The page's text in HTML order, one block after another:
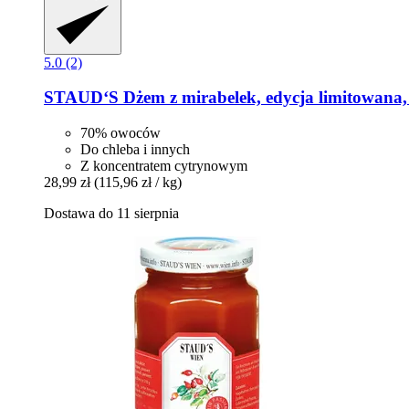
5.0 (2)
STAUD‘S Dżem z mirabelek, edycja
70% owoców
Do chleba i innych
Z koncentratem cytrynowym
28,99 zł (115,96 zł / kg)
Dostawa do 11 sierpnia